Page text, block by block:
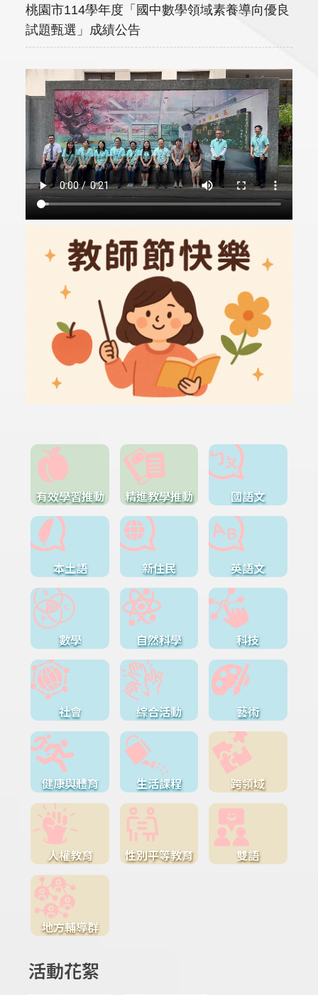
桃園市114學年度「國中數學領域素養導向優良
試題甄選」成績公告
有效學習推動 精進教學推動 國語文
本土語 新住民 英語文
數學 自然科學 科技
社會 綜合活動 藝術
健康與體育 生活課程 跨領域
人權教育 性別平等教育 雙語
地方輔導群
活動花絮